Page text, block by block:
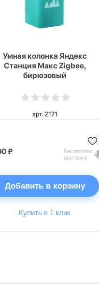
Умная колонка Яндекс
Станция Макс Zigbee,
бирюзовый
арт. 2171
₽
Бесплатная
доставка
Добавить в корзину
Купить в 1 клик